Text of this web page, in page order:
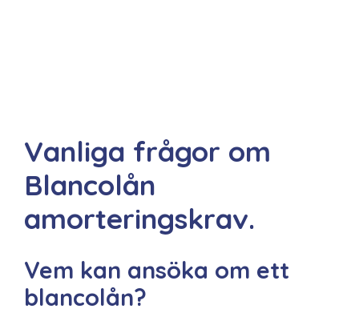
Vanliga frågor om
Blancolån
amorteringskrav.
Vem kan ansöka om ett
blancolån?